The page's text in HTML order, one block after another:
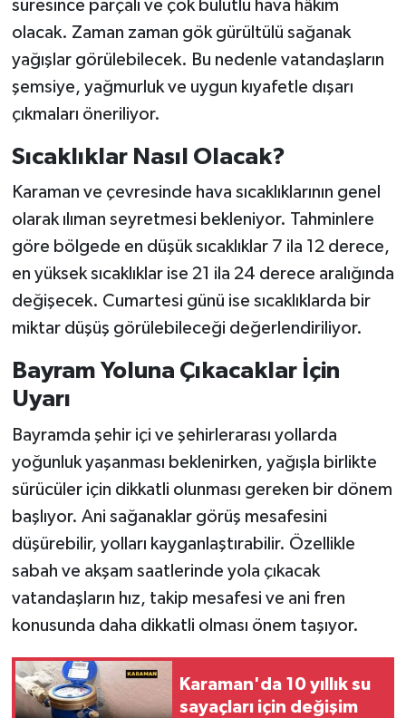
süresince parçalı ve çok bulutlu hava hâkim
olacak. Zaman zaman gök gürültülü sağanak
yağışlar görülebilecek. Bu nedenle vatandaşların
şemsiye, yağmurluk ve uygun kıyafetle dışarı
çıkmaları öneriliyor.
Sıcaklıklar Nasıl Olacak?
Karaman ve çevresinde hava sıcaklıklarının genel
olarak ılıman seyretmesi bekleniyor. Tahminlere
göre bölgede en düşük sıcaklıklar 7 ila 12 derece,
en yüksek sıcaklıklar ise 21 ila 24 derece aralığında
değişecek. Cumartesi günü ise sıcaklıklarda bir
miktar düşüş görülebileceği değerlendiriliyor.
Bayram Yoluna Çıkacaklar İçin
Uyarı
Bayramda şehir içi ve şehirlerarası yollarda
yoğunluk yaşanması beklenirken, yağışla birlikte
sürücüler için dikkatli olunması gereken bir dönem
başlıyor. Ani sağanaklar görüş mesafesini
düşürebilir, yolları kayganlaştırabilir. Özellikle
sabah ve akşam saatlerinde yola çıkacak
vatandaşların hız, takip mesafesi ve ani fren
konusunda daha dikkatli olması önem taşıyor.
Karaman'da 10 yıllık su
sayaçları için değişim